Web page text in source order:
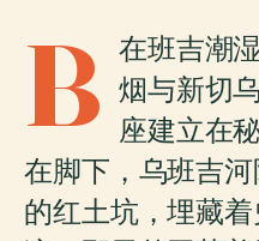
B 在班吉潮
烟与新切
座建立在
在脚下，乌班吉
的红土坑，埋藏